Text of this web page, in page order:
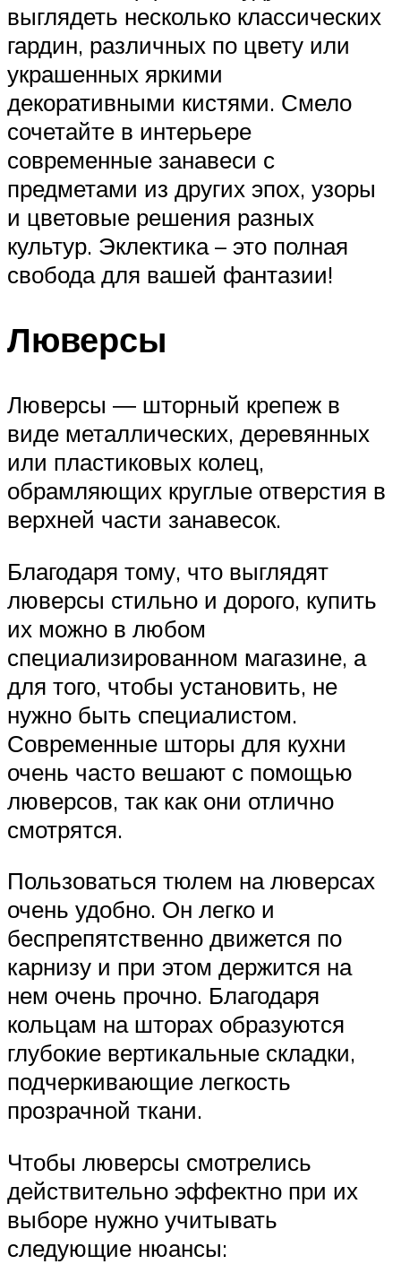
выглядеть несколько классических
гардин, различных по цвету или
украшенных яркими
декоративными кистями. Смело
сочетайте в интерьере
современные занавеси с
предметами из других эпох, узоры
и цветовые решения разных
культур. Эклектика – это полная
свобода для вашей фантазии!
Люверсы
Люверсы ― шторный крепеж в
виде металлических, деревянных
или пластиковых колец,
обрамляющих круглые отверстия в
верхней части занавесок.
Благодаря тому, что выглядят
люверсы стильно и дорого, купить
их можно в любом
специализированном магазине, а
для того, чтобы установить, не
нужно быть специалистом.
Современные шторы для кухни
очень часто вешают с помощью
люверсов, так как они отлично
смотрятся.
Пользоваться тюлем на люверсах
очень удобно. Он легко и
беспрепятственно движется по
карнизу и при этом держится на
нем очень прочно. Благодаря
кольцам на шторах образуются
глубокие вертикальные складки,
подчеркивающие легкость
прозрачной ткани.
Чтобы люверсы смотрелись
действительно эффектно при их
выборе нужно учитывать
следующие нюансы: